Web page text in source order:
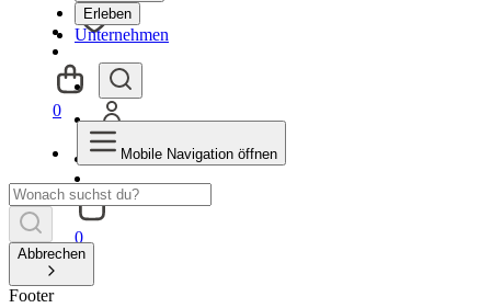
Erleben
Unternehmen
0
0
Mobile Navigation öffnen
Abbrechen
Footer